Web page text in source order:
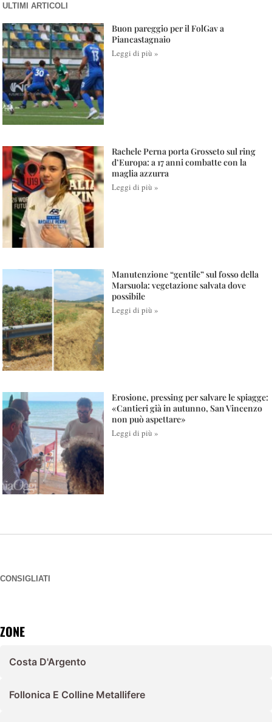
ULTIMI ARTICOLI
Buon pareggio per il FolGav a
Piancastagnaio
Leggi di più »
Rachele Perna porta Grosseto sul ring
d’Europa: a 17 anni combatte con la
maglia azzurra
Leggi di più »
Manutenzione “gentile” sul fosso della
Marsuola: vegetazione salvata dove
possibile
Leggi di più »
Erosione, pressing per salvare le spiagge:
«Cantieri già in autunno, San Vincenzo
non può aspettare»
Leggi di più »
CONSIGLIATI
ZONE
Costa D'Argento
Follonica E Colline Metallifere